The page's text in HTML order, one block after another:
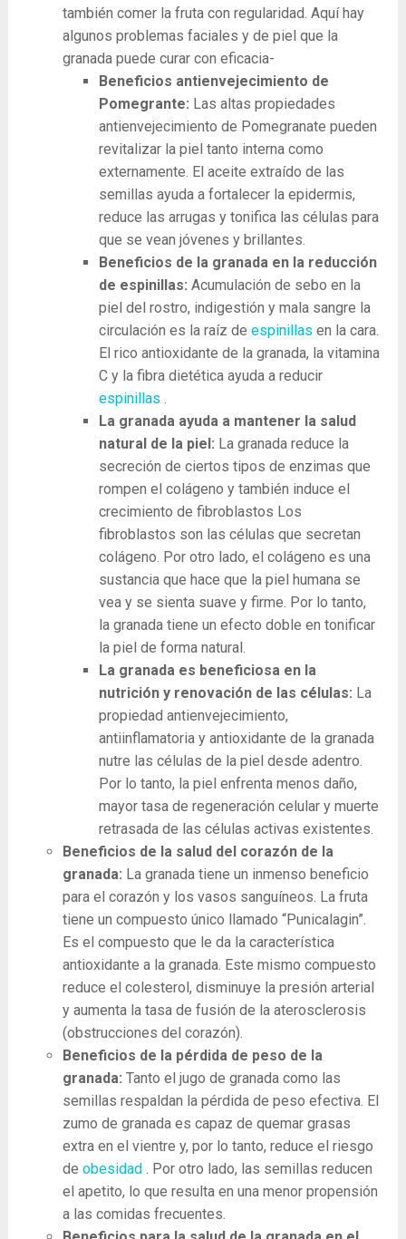
también comer la fruta con regularidad. Aquí hay
algunos problemas faciales y de piel que la
granada puede curar con eficacia-
Beneficios antienvejecimiento de
Pomegrante: Las altas propiedades
antienvejecimiento de Pomegranate pueden
revitalizar la piel tanto interna como
externamente. El aceite extraído de las
semillas ayuda a fortalecer la epidermis,
reduce las arrugas y tonifica las células para
que se vean jóvenes y brillantes.
Beneficios de la granada en la reducción
de espinillas: Acumulación de sebo en la
piel del rostro, indigestión y mala sangre la
circulación es la raíz de espinillas en la cara.
El rico antioxidante de la granada, la vitamina
C y la fibra dietética ayuda a reducir
espinillas .
La granada ayuda a mantener la salud
natural de la piel: La granada reduce la
secreción de ciertos tipos de enzimas que
rompen el colágeno y también induce el
crecimiento de fibroblastos Los
fibroblastos son las células que secretan
colágeno. Por otro lado, el colágeno es una
sustancia que hace que la piel humana se
vea y se sienta suave y firme. Por lo tanto,
la granada tiene un efecto doble en tonificar
la piel de forma natural.
La granada es beneficiosa en la
nutrición y renovación de las células: La
propiedad antienvejecimiento,
antiinflamatoria y antioxidante de la granada
nutre las células de la piel desde adentro.
Por lo tanto, la piel enfrenta menos daño,
mayor tasa de regeneración celular y muerte
retrasada de las células activas existentes.
Beneficios de la salud del corazón de la
granada: La granada tiene un inmenso beneficio
para el corazón y los vasos sanguíneos. La fruta
tiene un compuesto único llamado “Punicalagin”.
Es el compuesto que le da la característica
antioxidante a la granada. Este mismo compuesto
reduce el colesterol, disminuye la presión arterial
y aumenta la tasa de fusión de la aterosclerosis
(obstrucciones del corazón).
Beneficios de la pérdida de peso de la
granada: Tanto el jugo de granada como las
semillas respaldan la pérdida de peso efectiva. El
zumo de granada es capaz de quemar grasas
extra en el vientre y, por lo tanto, reduce el riesgo
de obesidad . Por otro lado, las semillas reducen
el apetito, lo que resulta en una menor propensión
a las comidas frecuentes.